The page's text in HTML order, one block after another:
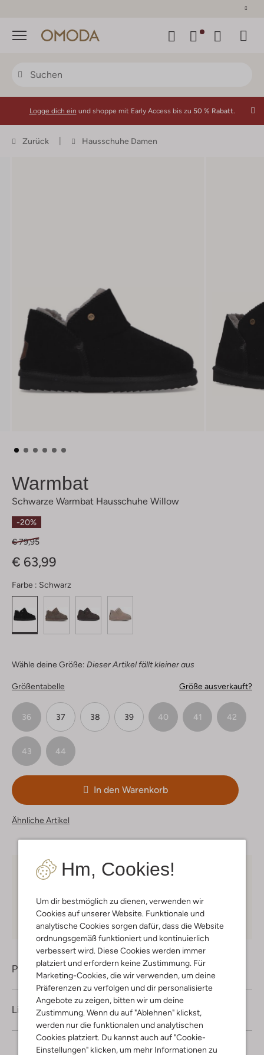
Menü
Hm, Cookies!
Um dir bestmöglich zu dienen, verwenden wir
Cookies auf unserer Website. Funktionale und
analytische Cookies sorgen dafür, dass die Website
ordnungsgemäß funktioniert und kontinuierlich
verbessert wird. Diese Cookies werden immer
platziert und erfordern keine Zustimmung. Für
Marketing-Cookies, die wir verwenden, um deine
Präferenzen zu verfolgen und dir personalisierte
Angebote zu zeigen, bitten wir um deine
Zustimmung. Wenn du auf "Ablehnen" klickst,
werden nur die funktionalen und analytischen
Cookies platziert. Du kannst auch auf "Cookie-
Einstellungen" klicken, um mehr Informationen zu
Logge dich ein und shoppe mit Early Access bis zu 50 % Rabatt.
Zurück Hausschuhe Damen
Warmbat
Schwarze Warmbat Hausschuhe Willow
-20%
€ 79,95
€ 63,99
Farbe : Schwarz
Wähle deine Größe: Dieser Artikel fällt kleiner aus
Größentabelle Größe ausverkauft?
36 37 38 39 40 41 42
43 44
In den Warenkorb
Ähnliche Artikel
Kostenloser Versandab € 75 für Club-Omoda
Kauf auf Rechnung 30 TagenRückgaberecht
Produktinformation
Lieferung & Rückgabe